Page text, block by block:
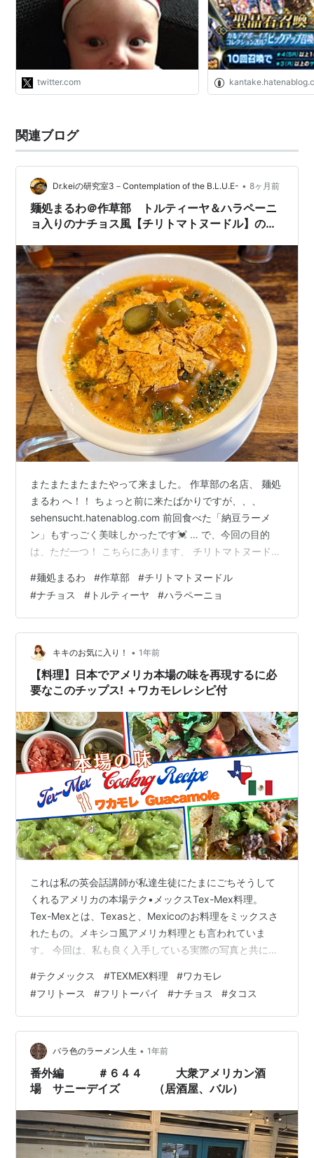
った。国際政治を学んでいるのに元難
民や途上国や有色人種をバカにしてい
た。食事に行って、ナチョスやビビン
バを見てなんだこれと驚いていた。後
に地方のDQN地帯出身だとばれた。"
twitter.com
関連ブログ
Dr.keiの研究室3－Contemplation of the B.L.U.E- • 8ヶ月前
麺処まるわ＠作草部 トルティーヤ＆ハラペーニ
ョ入りのナチョス風【チリトマトヌードル】の登
またまたまたまたやって来ました。 作草部の名店、 麺処
まるわ へ！！ ちょっと前に来たばかりですが、、、
sehensucht.hatenablog.com 前回食べた「納豆ラーメ
ン」もすっごく美味しかったです💓 … で、今回の目的
は、ただ一つ！ こちらにあります、 チリトマトヌードル
てきたこの季節にチリトマトヌードル。 すごくタイミン
グがいいというか、季節に合っているというか… … って
ことで、、、 ジャジャーン！！ こちらが、2025年12
月、まるわの渾身の一作、 チリトマトヌードル🍅 です！
今回は、「トルティー…
#麺処まるわ #作草部 #チリトマトヌードル
#ナチョス # トルティーヤ #ハラペーニョ
キキのお気に入り！ • 1年前
【料理】日本でアメリカ本場の味を再現するに必
要なこのチップス! ＋ワカモレレシピ付
これは私の英会話講師が私達生徒にたまにごちそうして
くれるアメリカの本場テク•メックスTex-Mex料理。
Tex-Mexとは、Texasと、Mexicoのお料理をミックスさ
れたもの。メキシコ風アメリカ料理とも言われていま
す。 今回は、私も良く入手している実際の写真と共に紹
パイ、ケサディーヤ等、私の英会話講師から習うまで、
これらの食べ物を知らなかったんです。 理由の一つとし
て、辛いものが苦手なので、勝手にMexico料理は辛いも
のと思って食べていなかった。 ところが、私のネイティ
ブ講師が、たまにイベントを開催してくれて、それらの
アメリカ本場料理…
#テクメックス #TEXMEX料理 #ワカモレ
#フリトース #フリトーパイ #ナチョス #タコス
バラ色のラーメン人生 • 1年前
番外編 ＃６４４ 大衆アメリカン酒
場 サニーデイズ （居酒屋、バル）